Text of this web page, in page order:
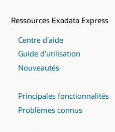
Ressources Exadata Express
Centre d’aide
Guide d’utilisation
Nouveautés
Principales fonctionnalités
Problèmes connus